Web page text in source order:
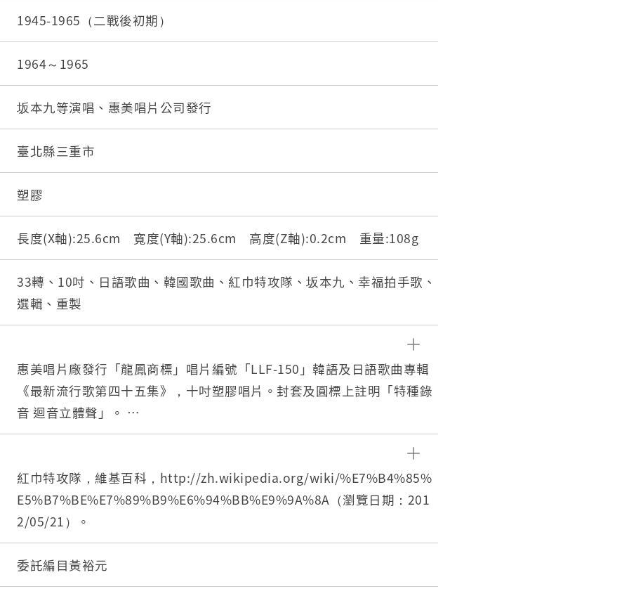
1945-1965（二戰後初期）
1964～1965
坂本九等演唱、惠美唱片公司發行
臺北縣三重市
塑膠
長度(X軸):25.6cm 寬度(Y軸):25.6cm 高度(Z軸):0.2cm 重量:108g
33轉、10吋、日語歌曲、韓國歌曲、紅巾特攻隊、坂本九、幸福拍手歌、
選輯、重製
惠美唱片廠發行「龍鳳商標」唱片編號「LLF-150」韓語及日語歌曲專輯
《最新流行歌第四十五集》，十吋塑膠唱片。封套及圓標上註明「特種錄
音 迴音立體聲」。
A面收錄〈第三特攻隊〉、〈紅巾特攻隊〉、〈韓國的賣花姑娘〉、〈韓
國的中國街〉，四首韓國語歌曲。B面收錄〈幸せなら手をたたこう〉
（天下一大笑...坂本九）、〈ヒット曲：座敷小唄〉（松平直樹、松尾和
子）、〈スチョチョン節〉（藤田まこと、楠トシェ）、〈手のひらの
唄〉（坂本九），四首日語歌曲。
封套為電影『紅巾特攻隊』男女主角申榮均、崔銀姬劇照。
鳴麗唱片亦出了相同曲目僅有部分更動順序的唱片--最新韓國精選暢銷歌
第八集。
紅巾特攻隊，維基百科，http://zh.wikipedia.org/wiki/%E7%B4%85%
E5%B7%BE%E7%89%B9%E6%94%BB%E9%9A%8A（瀏覽日期：201
2/05/21）。
委託編目黃裕元